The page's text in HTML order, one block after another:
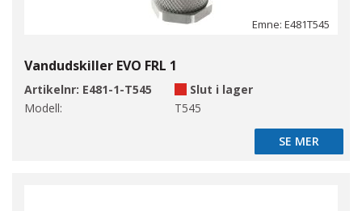
Emne: E481T545
Vandudskiller EVO FRL 1
Artikelnr: E481-1-T545
Slut i lager
Modell:
T545
SE MER
SE MER